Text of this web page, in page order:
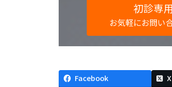
初診専
お気軽にお問い
Facebook X